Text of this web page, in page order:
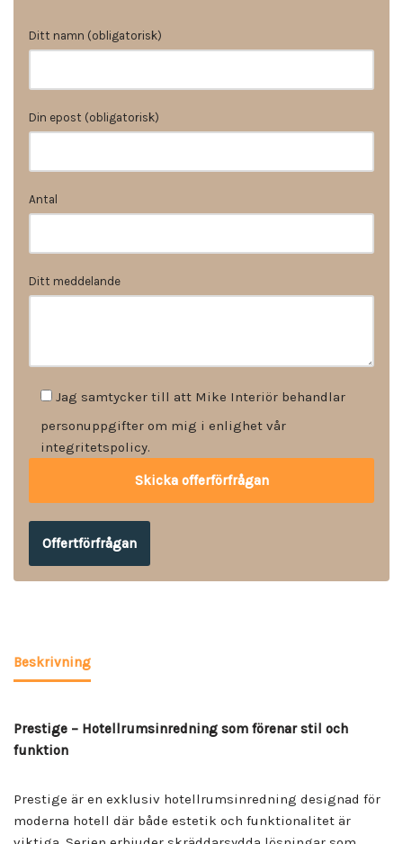
Ditt namn (obligatorisk)
Din epost (obligatorisk)
Antal
Ditt meddelande
Jag samtycker till att Mike Interiör behandlar
personuppgifter om mig i enlighet vår
integritetspolicy.
Offertförfrågan
Beskrivning
Prestige – Hotellrumsinredning som förenar stil och
funktion
Prestige är en exklusiv hotellrumsinredning designad för
moderna hotell där både estetik och funktionalitet är